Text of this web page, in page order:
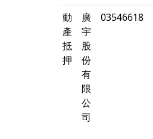
動
產
抵
押
廣
宇
股
份
有
限
公
司
03546618